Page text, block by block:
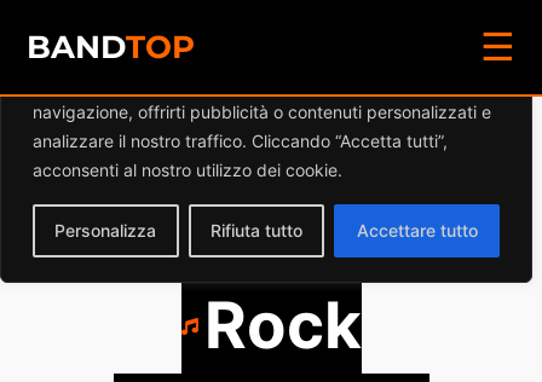
Diamo valore alla tua privacy
navigazione, offrirti pubblicità o contenuti personalizzati e
analizzare il nostro traffico. Cliccando “Accetta tutti”,
acconsenti al nostro utilizzo dei cookie.
Personalizza Rifiuta tutto Accettare tutto
BANDTOP ☰
OFFICINE
VANARDI
Rock